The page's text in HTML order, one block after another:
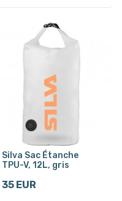
Silva Sac Étanche
TPU-V, 12L, gris
35 EUR